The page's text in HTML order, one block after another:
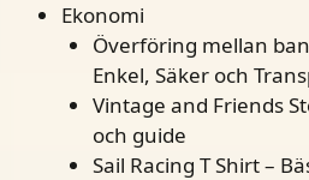
Ekonomi
Överföring mellan
Enkel, Säker och
Vintage and Friends
och guide
Sail Racing T Shirt –